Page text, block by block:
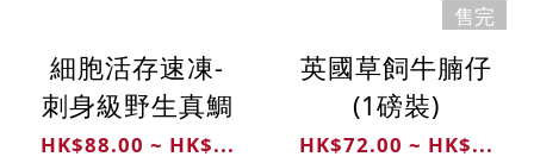
細胞活存速凍-
刺身級野生真鯛
HK$88.00 ~ HK$...
售完
英國草飼牛腩仔
(1磅裝)
HK$72.00 ~ HK$...